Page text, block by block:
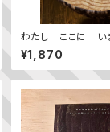
わたし ここに い
¥1,870